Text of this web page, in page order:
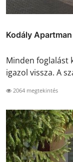
Kodály
Minden foglalást
igazol vissza. A
2064 megtekintés